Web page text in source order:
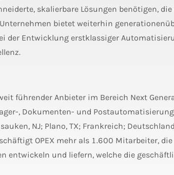
skalierbare Lösungen benötigen,
bietet weiterhin
der Entwicklung erstklassiger
führender Anbieter im Bereich Next
, Dokumenten- und
NJ; Plano, TX; Frankreich;
OPEX mehr als 1.600 Mitarbeiter,
entwickeln und liefern, welche die